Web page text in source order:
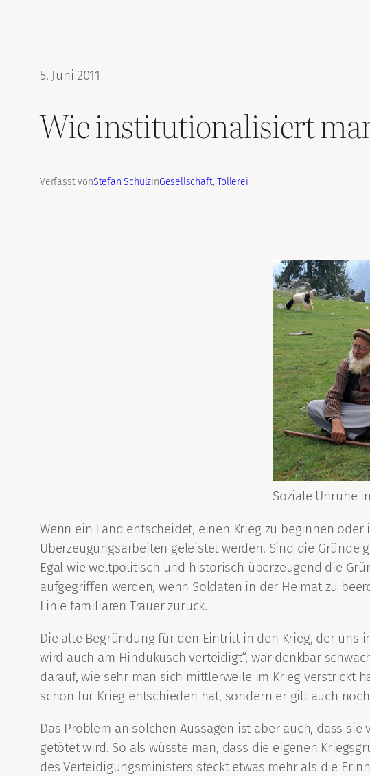
5. Juni 2011
Wie institutionalisiert
Verfasst vonStefan SchulzinGesellschaft, Tollerei
Soziale Unruhe
Wenn ein Land entscheidet, einen Krieg zu beginnen
Überzeugungsarbeiten geleistet werden. Sind die Gründe
Egal wie weltpolitisch und historisch überzeugend die
aufgegriffen werden, wenn Soldaten in der Heimat zu
Linie familiären Trauer zurück.
Die alte Begründung für den Eintritt in den Krieg, der uns
wird auch am Hindukusch verteidigt“, war denkbar
darauf, wie sehr man sich mittlerweile im Krieg verstrickt
schon für Krieg entschieden hat, sondern er gilt auch
Das Problem an solchen Aussagen ist aber auch, dass
getötet wird. So als wüsste man, dass die eigenen
des Verteidigungsministers steckt etwas mehr als die